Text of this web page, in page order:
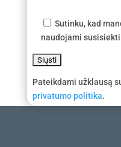
Sutinku, kad
naudojami
Pateikdami užklausą
privatumo politika.